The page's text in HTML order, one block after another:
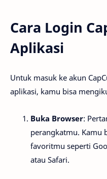
Cara Login
Aplikasi
Untuk masuk ke akun
aplikasi, kamu bisa
Buka Browser:
perangkatmu. Kamu
favoritmu seperti
atau Safari.